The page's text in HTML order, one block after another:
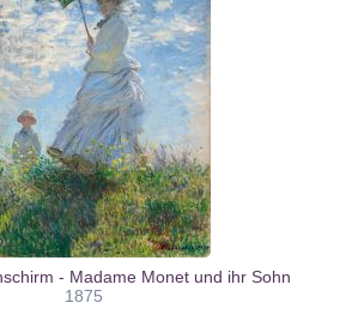
- Madame Monet und ihr Sohn
1875